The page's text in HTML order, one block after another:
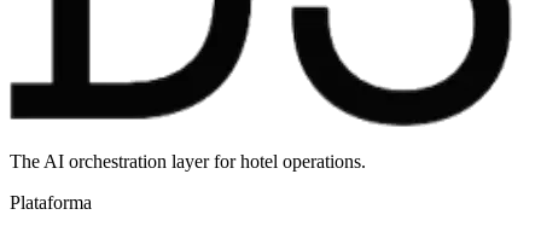
The AI orchestration layer for hotel operations.
Plataforma